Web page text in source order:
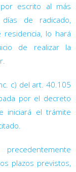
escrito al más
de radicado,
residencia, lo hará
de realizar la
c) del art. 40.105
por el decreto
iniciará el trámite
plazos previstos,